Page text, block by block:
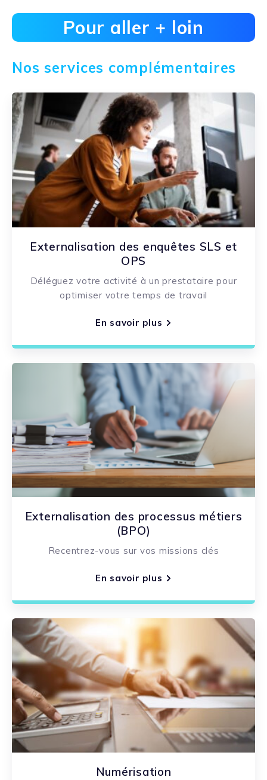
Pour aller + loin
Nos services complémentaires
Externalisation des enquêtes SLS et
OPS
Déléguez votre activité à un prestataire pour
optimiser votre temps de travail
En savoir plus
Externalisation des processus métiers
(BPO)
Recentrez-vous sur vos missions clés
En savoir plus
Numérisation